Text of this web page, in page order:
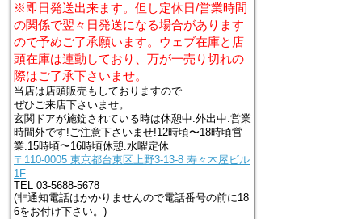
※即日発送出来ます。但し定休日/営業時間
の関係で翌々日発送になる場合があります
ので予めご了承願います。ウェブ在庫と店
頭在庫は連動しており、万が一売り切れの
際はご了承下さいませ。
当店は店頭販売もしておりますので
ぜひご来店下さいませ。
玄関ドアが施錠されている時は休憩中.外出中.営業
時間外です!ご注意下さいませ!12時頃〜18時頃営
業.15時頃〜16時頃休憩.水曜定休
〒110-0005 東京都台東区上野3-13-8 寿々木屋ビル
1F
TEL 03-5688-5678
(非通知電話はかかりませんので電話番号の前に18
6をお付け下さい。)